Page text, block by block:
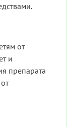
от
и
препарата